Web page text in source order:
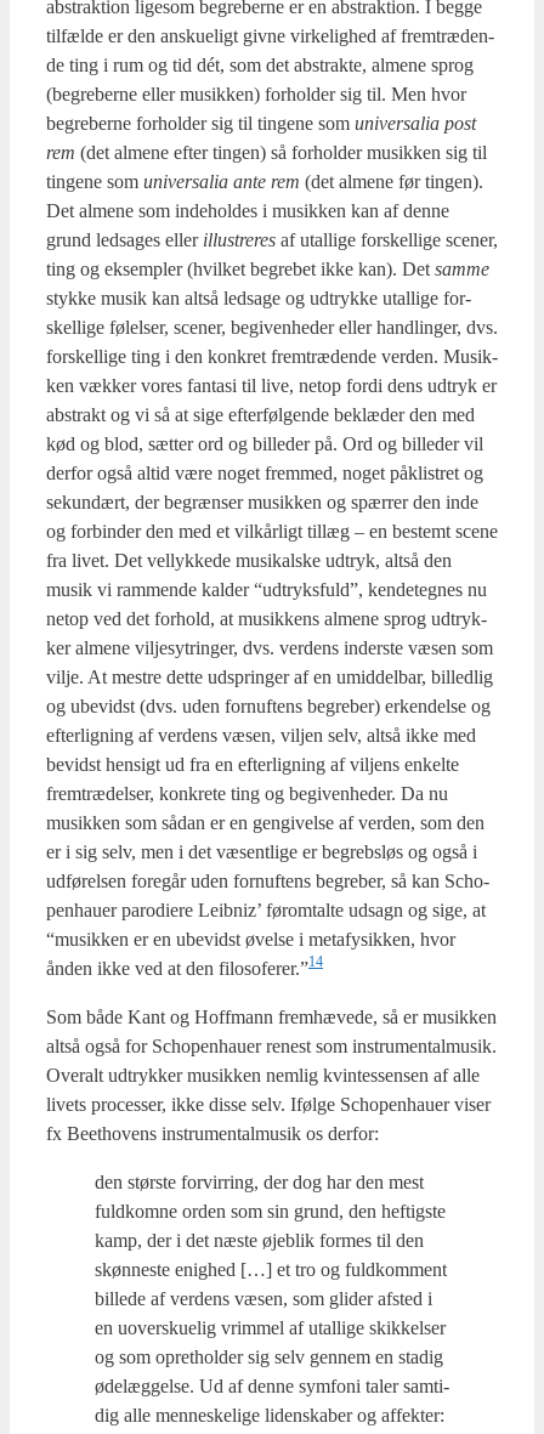
abstrak­tion lige­som begre­ber­ne er en abstrak­tion. I beg­ge
til­fæl­de er den ansku­e­ligt giv­ne vir­ke­lig­hed af frem­træ­den­
de ting i rum og tid dét, som det abstrak­te, alme­ne sprog
(begre­ber­ne eller musik­ken) for­hol­der sig til. Men hvor
begre­ber­ne for­hol­der sig til tin­ge­ne som uni­ver­sa­lia post
rem (det alme­ne efter tin­gen) så for­hol­der musik­ken sig til
tin­ge­ne som uni­ver­sa­lia ante rem (det alme­ne før tin­gen).
Det alme­ne som inde­hol­des i musik­ken kan af den­ne
grund ledsa­ges eller illu­stre­res af utal­li­ge for­skel­li­ge sce­ner,
ting og eksemp­ler (hvil­ket begre­bet ikke kan). Det sam­me
styk­ke musik kan alt­så ledsa­ge og udtryk­ke utal­li­ge for­
skel­li­ge følel­ser, sce­ner, begi­ven­he­der eller handling­er, dvs.
for­skel­li­ge ting i den kon­kret frem­træ­den­de ver­den. Musik­
ken væk­ker vores fan­ta­si til live, net­op for­di dens udtryk er
abstrakt og vi så at sige efter­føl­gen­de beklæ­der den med
kød og blod, sæt­ter ord og bil­le­der på. Ord og bil­le­der vil
der­for også altid være noget frem­med, noget påkli­stret og
sekun­dært, der begræn­ser musik­ken og spær­rer den inde
og for­bin­der den med et vil­kår­ligt til­læg – en bestemt sce­ne
fra livet. Det vel­lyk­ke­de musi­kal­ske udtryk, alt­så den
musik vi ram­men­de kal­der “udtryks­fuld”, ken­de­teg­nes nu
net­op ved det for­hold, at musik­kens alme­ne sprog udtryk­
ker alme­ne vil­je­sy­t­rin­ger, dvs. ver­dens inder­ste væsen som
vil­je. At mestre det­te udsprin­ger af en umid­del­bar, bil­led­lig
og ube­vidst (dvs. uden for­nuf­tens begre­ber) erken­del­se og
efter­lig­ning af ver­dens væsen, vilj­en selv, alt­så ikke med
bevidst hen­sigt ud fra en efter­lig­ning af vil­jens enkel­te
frem­træ­del­ser, kon­kre­te ting og begi­ven­he­der. Da nu
musik­ken som sådan er en gen­gi­vel­se af ver­den, som den
er i sig selv, men i det væsent­li­ge er begrebs­løs og også i
udfø­rel­sen fore­går uden for­nuf­tens begre­ber, så kan Scho­
pen­hau­er paro­di­e­re Leib­niz’ før­om­tal­te udsagn og sige, at
“musik­ken er en ube­vidst øvel­se i meta­fy­sik­ken, hvor
ånden ikke ved at den filosoferer.”14
Som både Kant og Hof­f­mann frem­hæ­ve­de, så er musik­ken
alt­så også for Scho­pen­hau­er rene­st som instru­men­tal­mu­sik.
Overalt udtryk­ker musik­ken nem­lig kvin­tes­sen­sen af alle
livets pro­ces­ser, ikke dis­se selv. Iføl­ge Scho­pen­hau­er viser
fx Beet­ho­vens instru­men­tal­mu­sik os der­for:
den stør­ste for­vir­ring, der dog har den mest
fuld­kom­ne orden som sin grund, den hef­tig­ste
kamp, der i det næste øje­blik for­mes til den
skøn­ne­ste enig­hed […] et tro og fuld­kom­ment
bil­le­de af ver­dens væsen, som gli­der afsted i
en uover­sku­e­lig vrim­mel af utal­li­ge skik­kel­ser
og som opret­hol­der sig selv gen­nem en sta­dig
øde­læg­gel­se. Ud af den­ne sym­fo­ni taler sam­ti­
dig alle men­ne­ske­li­ge liden­ska­ber og affek­ter: